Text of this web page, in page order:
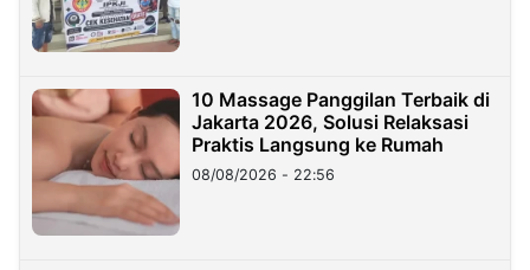
10 Massage Panggilan Terbaik di
Jakarta 2026, Solusi Relaksasi
Praktis Langsung ke Rumah
08/08/2026 - 22:56